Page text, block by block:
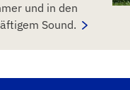
und in den
Sound.